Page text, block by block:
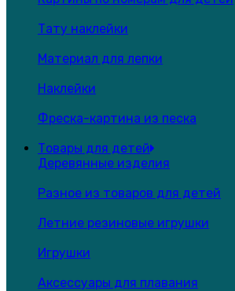
Тату наклейки
Материал для лепки
Наклейки
Фреска-картина из песка
Товары для детей
Деревянные изделия
Разное из товаров для детей
Летние резиновые игрушки
Игрушки
Аксессуары для плавания